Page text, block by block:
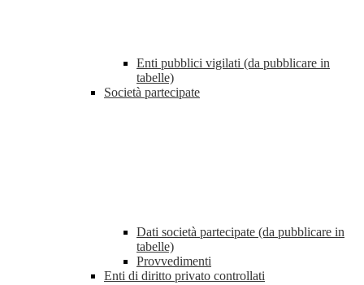
Enti pubblici vigilati (da pubblicare in
tabelle)
Società partecipate
Dati società partecipate (da pubblicare in
tabelle)
Provvedimenti
Enti di diritto privato controllati